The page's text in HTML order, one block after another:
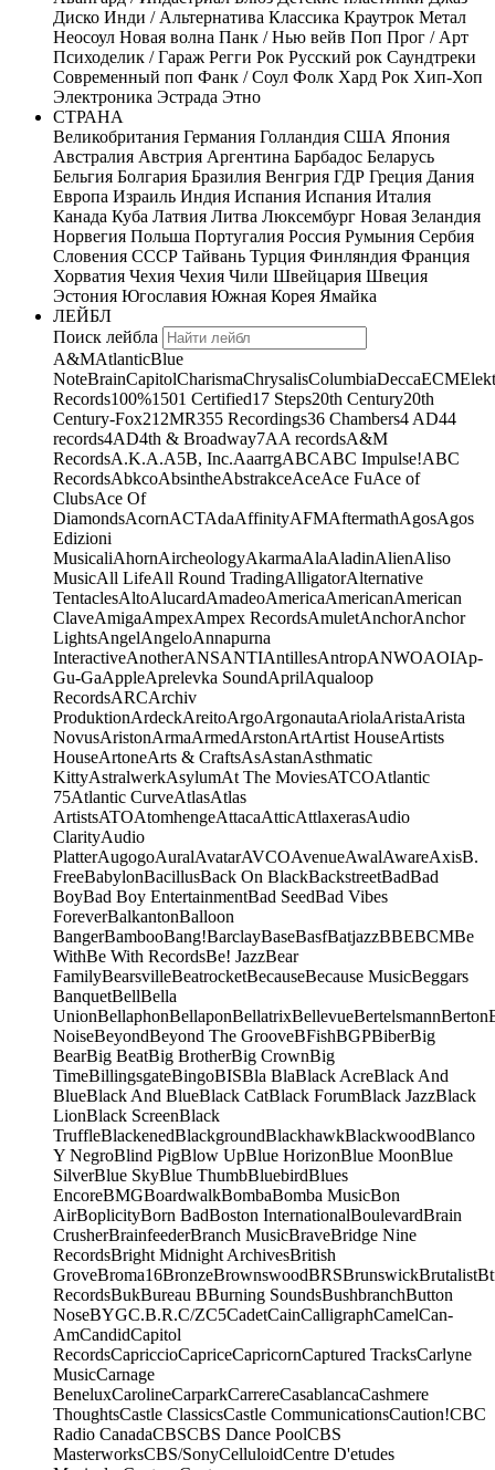
Диско Инди / Альтернатива Классика Краутрок Метал
Неосоул Новая волна Панк / Нью вейв Поп Прог / Арт
Психоделик / Гараж Регги Рок Русский рок Саундтреки
Современный поп Фанк / Соул Фолк Хард Рок Хип-Хоп
Электроника Эстрада Этно
СТРАНА
Великобритания Германия Голландия США Япония
Австралия Австрия Аргентина Барбадос Беларусь
Бельгия Болгария Бразилия Венгрия ГДР Греция Дания
Европа Израиль Индия Испания Испания Италия
Канада Куба Латвия Литва Люксембург Новая Зеландия
Норвегия Польша Португалия Россия Румыния Сербия
Словения СССР Тайвань Турция Финляндия Франция
Хорватия Чехия Чехия Чили Швейцария Швеция
Эстония Югославия Южная Корея Ямайка
ЛЕЙБЛ
Поиск лейбла
A&MAtlanticBlue
NoteBrainCapitolCharismaChrysalisColumbiaDeccaECM
Records100%1501 Certified17 Steps20th Century20th
Century-Fox21 2MR355 Recordings36 Chambers4 AD44
records4AD4th & Broadway7AA recordsA&M
RecordsA.K.A.A5B, Inc.AaarrgABCABC Impulse!ABC
RecordsAbkcoAbsintheAbstrakceAceAce FuAce of
ClubsAce Of
DiamondsAcornACTAdaAffinityAFMAftermathAgosAgos
Edizioni
MusicaliAhornAircheologyAkarmaAlaAladinAlienAliso
MusicAll LifeAll Round TradingAlligatorAlternative
TentaclesAltoAlucardAmadeoAmericaAmericanAmerican
ClaveAmigaAmpexAmpex RecordsAmuletAnchorAnchor
LightsAngelAngeloAnnapurna
InteractiveAnotherANSANTIAntillesAntropANWOAOIAp-
Gu-GaAppleAprelevka SoundAprilAqualoop
RecordsARCArchiv
ProduktionArdeckAreitoArgoArgonautaAriolaAristaArista
NovusAristonArmaArmedArstonArtArtist HouseArtists
HouseArtoneArts & CraftsAsAstanAsthmatic
KittyAstralwerkAsylumAt The MoviesATCOAtlantic
75Atlantic CurveAtlasAtlas
ArtistsATOAtomhengeAttacaAtticAttlaxerasAudio
ClarityAudio
PlatterAugogoAuralAvatarAVCOAvenueAwalAwareAxisB.
FreeBabylonBacillusBack On BlackBackstreetBadBad
BoyBad Boy EntertainmentBad SeedBad Vibes
ForeverBalkantonBalloon
BangerBambooBang!BarclayBaseBasfBatjazzBBEBCMBe
WithBe With RecordsBe! JazzBear
FamilyBearsvilleBeatrocketBecauseBecause MusicBeggars
BanquetBellBella
UnionBellaphonBellaponBellatrixBellevueBertelsmannBerton
NoiseBeyondBeyond The GrooveBFishBGPBiberBig
BearBig BeatBig BrotherBig CrownBig
TimeBillingsgateBingoBISBla BlaBlack AcreBlack And
BlueBlack And BlueBlack CatBlack ForumBlack JazzBlack
LionBlack ScreenBlack
TruffleBlackenedBlackgroundBlackhawkBlackwoodBlanco
Y NegroBlind PigBlow UpBlue HorizonBlue MoonBlue
SilverBlue SkyBlue ThumbBluebirdBlues
EncoreBMGBoardwalkBombaBomba MusicBon
AirBoplicityBorn BadBoston InternationalBoulevardBrain
CrusherBrainfeederBranch MusicBraveBridge Nine
RecordsBright Midnight ArchivesBritish
GroveBroma16BronzeBrownswoodBRSBrunswickBrutalist
RecordsBukBureau BBurning SoundsBushbranchButton
NoseBYGC.B.R.C/ZC5CadetCainCalligraphCamelCan-
AmCandidCapitol
RecordsCapriccioCapriceCapricornCaptured TracksCarlyne
MusicCarnage
BeneluxCarolineCarparkCarrereCasablancaCashmere
ThoughtsCastle ClassicsCastle CommunicationsCaution!CBC
Radio CanadaCBSCBS Dance PoolCBS
MasterworksCBS/SonyCelluloidCentre D'etudes